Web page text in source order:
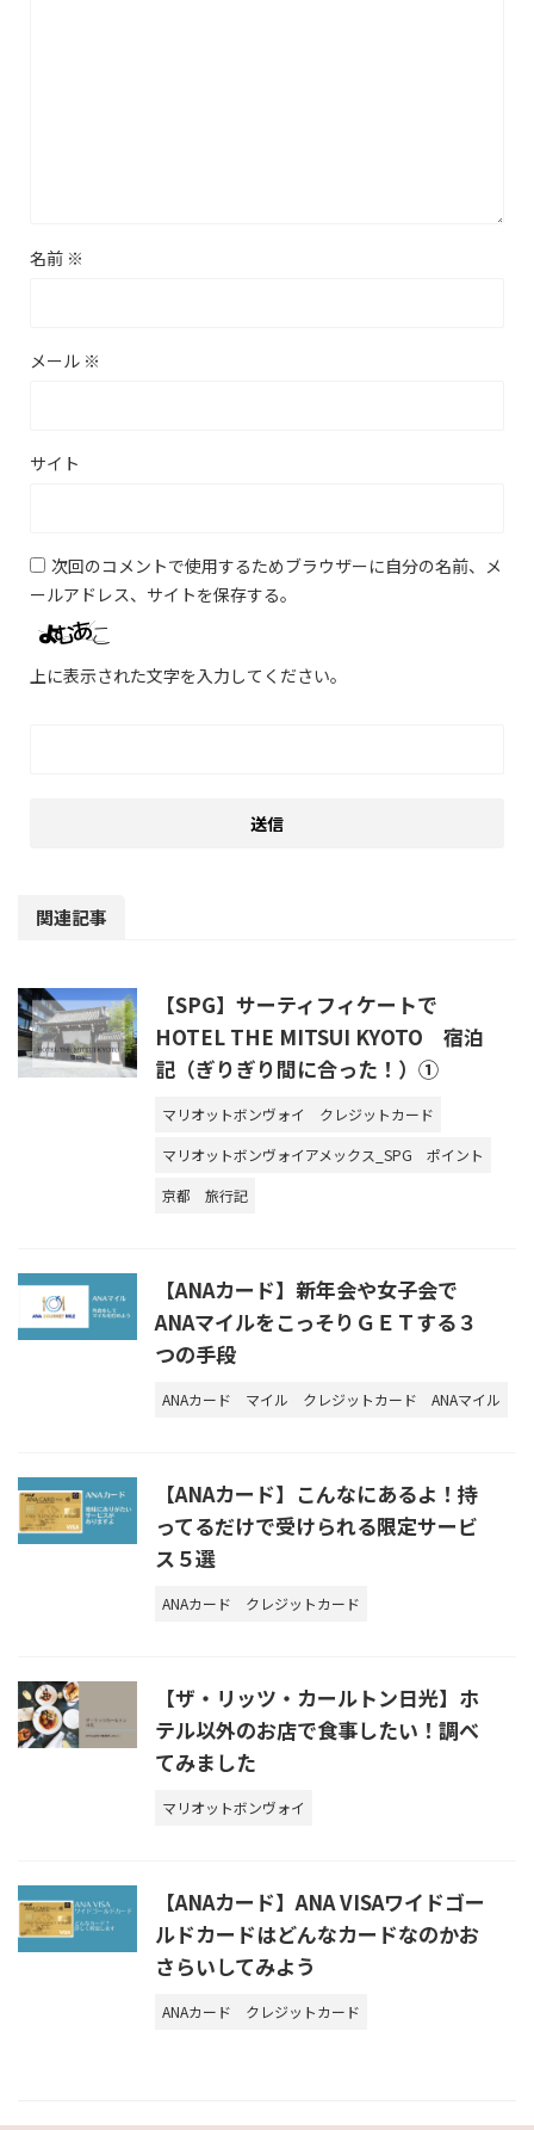
名前 ※
メール ※
サイト
次回のコメントで使用するためブラウザーに自分の名前、メ
ールアドレス、サイトを保存する。
上に表示された文字を入力してください。
関連記事
【SPG】サーティフィケートで
HOTEL THE MITSUI KYOTO 宿泊
記（ぎりぎり間に合った！）①
マリオットボンヴォイ
クレジットカード
マリオットボンヴォイアメックス_SPG
ポイント
京都
旅行記
【ANAカード】新年会や女子会で
ANAマイルをこっそりＧＥＴする３
つの手段
ANAカード マイル クレジットカード ANAマイル
【ANAカード】こんなにあるよ！持
ってるだけで受けられる限定サービ
ス５選
ANAカード クレジットカード
【ザ・リッツ・カールトン日光】ホ
テル以外のお店で食事したい！調べ
てみました
マリオットボンヴォイ
【ANAカード】ANA VISAワイドゴー
ルドカードはどんなカードなのかお
さらいしてみよう
ANAカード クレジットカード